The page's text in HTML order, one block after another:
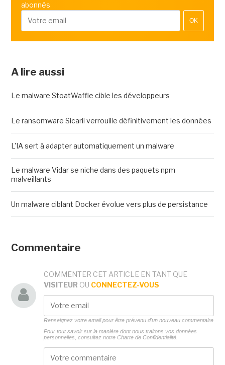
abonnés
OK
A lire aussi
Le malware StoatWaffle cible les développeurs
Le ransomware Sicarii verrouille définitivement les données
L'IA sert à adapter automatiquement un malware
Le malware Vidar se niche dans des paquets npm
malveillants
Un malware ciblant Docker évolue vers plus de persistance
Commentaire
COMMENTER CET ARTICLE EN TANT QUE
VISITEUR OU CONNECTEZ-VOUS
Renseignez votre email pour être prévenu d'un nouveau commentaire
Pour tout savoir sur la manière dont nous traitons vos données
personnelles, consultez notre Charte de Confidentialité.